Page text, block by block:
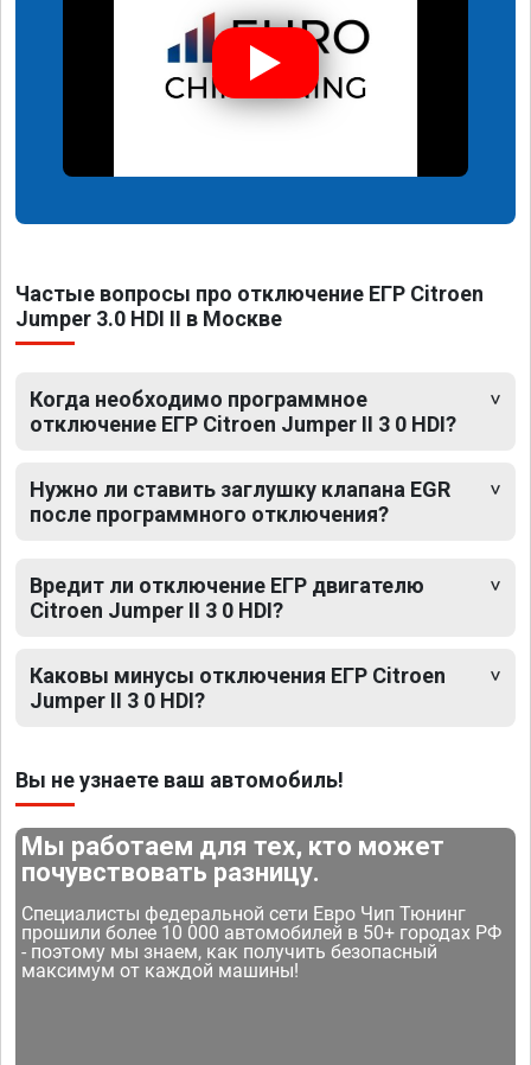
Частые вопросы про отключение ЕГР Citroen
Jumper 3.0 HDI II в Москве
Когда необходимо программное
отключение ЕГР Citroen Jumper II 3 0 HDI?
Нужно ли ставить заглушку клапана EGR
после программного отключения?
Вредит ли отключение ЕГР двигателю
Citroen Jumper II 3 0 HDI?
Каковы минусы отключения ЕГР Citroen
Jumper II 3 0 HDI?
Вы не узнаете ваш автомобиль!
Мы работаем для тех, кто может
почувствовать разницу.
Специалисты федеральной сети Евро Чип Тюнинг
прошили более 10 000 автомобилей в 50+ городах РФ
- поэтому мы знаем, как получить безопасный
максимум от каждой машины!